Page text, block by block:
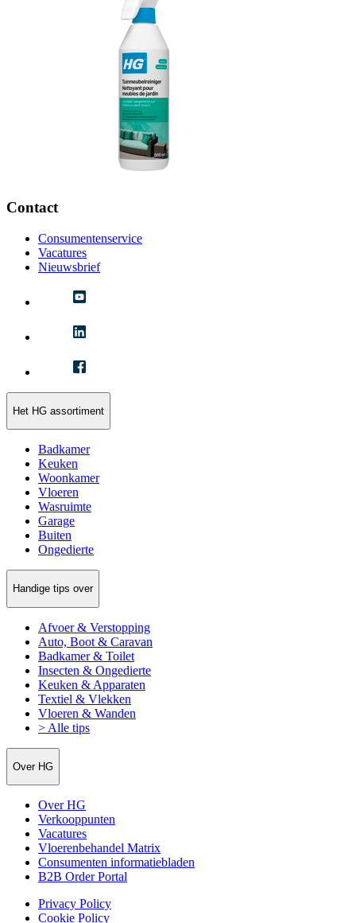
Contact
Consumentenservice
Vacatures
Nieuwsbrief
Het HG assortiment
Badkamer
Keuken
Woonkamer
Vloeren
Wasruimte
Garage
Buiten
Ongedierte
Handige tips over
Afvoer & Verstopping
Auto, Boot & Caravan
Badkamer & Toilet
Insecten & Ongedierte
Keuken & Apparaten
Textiel & Vlekken
Vloeren & Wanden
> Alle tips
Over HG
Over HG
Verkooppunten
Vacatures
Vloerenbehandel Matrix
Consumenten informatiebladen
B2B Order Portal
Privacy Policy
Cookie Policy